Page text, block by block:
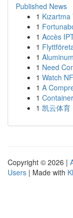
Published News
1
1
1 Accès
1
1
1 Need
1 Watch
1 A
1
1 凯云体育
Copyright © 2026 |
Users | Made with